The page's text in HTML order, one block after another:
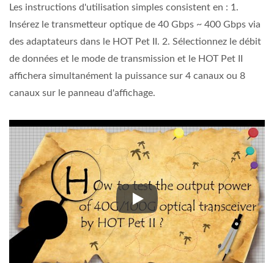
Les instructions d'utilisation simples consistent en : 1.
Insérez le transmetteur optique de 40 Gbps ~ 400 Gbps via
des adaptateurs dans le HOT Pet II. 2. Sélectionnez le débit
de données et le mode de transmission et le HOT Pet II
affichera simultanément la puissance sur 4 canaux ou 8
canaux sur le panneau d'affichage.
Les instructions d'utilisation